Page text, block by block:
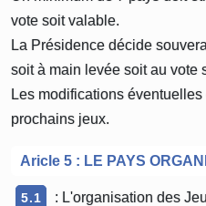
vote soit valable.
La Présidence décide
soit à main levée soit au vote
Les modifications
prochains jeux.
Aricle 5 : LE PAYS
5.1
: L'organisation des